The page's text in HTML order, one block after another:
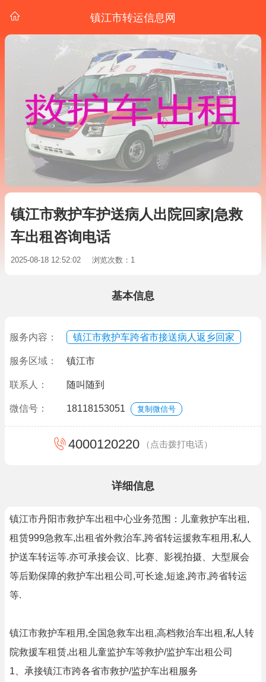
镇江市转运信息网
镇江市救护车护送病人出院回家|急救
车出租咨询电话
2025-08-18 12:52:02 浏览次数：1
基本信息
服务内容： 镇江市救护车跨省市接送病人返乡回家
服务区域： 镇江市
联系人： 随叫随到
微信号： 18118153051 复制微信号
4000120220 （点击拨打电话）
详细信息
镇江市丹阳市救护车出租中心业务范围：儿童救护车出租,
租赁999急救车,出租省外救治车,跨省转运援救车租用,私人
护送车转运等.亦可承接会议、比赛、影视拍摄、大型展会
等后勤保障的救护车出租公司,可长途,短途,跨市,跨省转运
等.
镇江市救护车租用,全国急救车出租,高档救治车出租,私人转
院救援车租赁,出租儿童监护车等救护/监护车出租公司
1、承接镇江市跨各省市救护/监护车出租服务